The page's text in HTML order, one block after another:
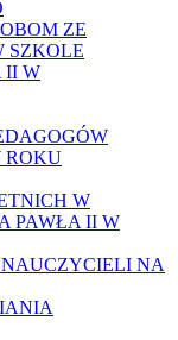
ZE
SZKOLE
II W
ROKU
W
PAWŁA II W
NA